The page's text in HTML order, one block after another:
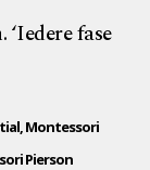
fase
Montessori
Pierson